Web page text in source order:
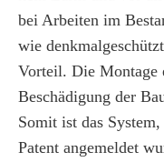
bei Arbeiten im
wie
Vorteil. Die Montage
Beschädigung der
Somit ist das
Patent angemeldet